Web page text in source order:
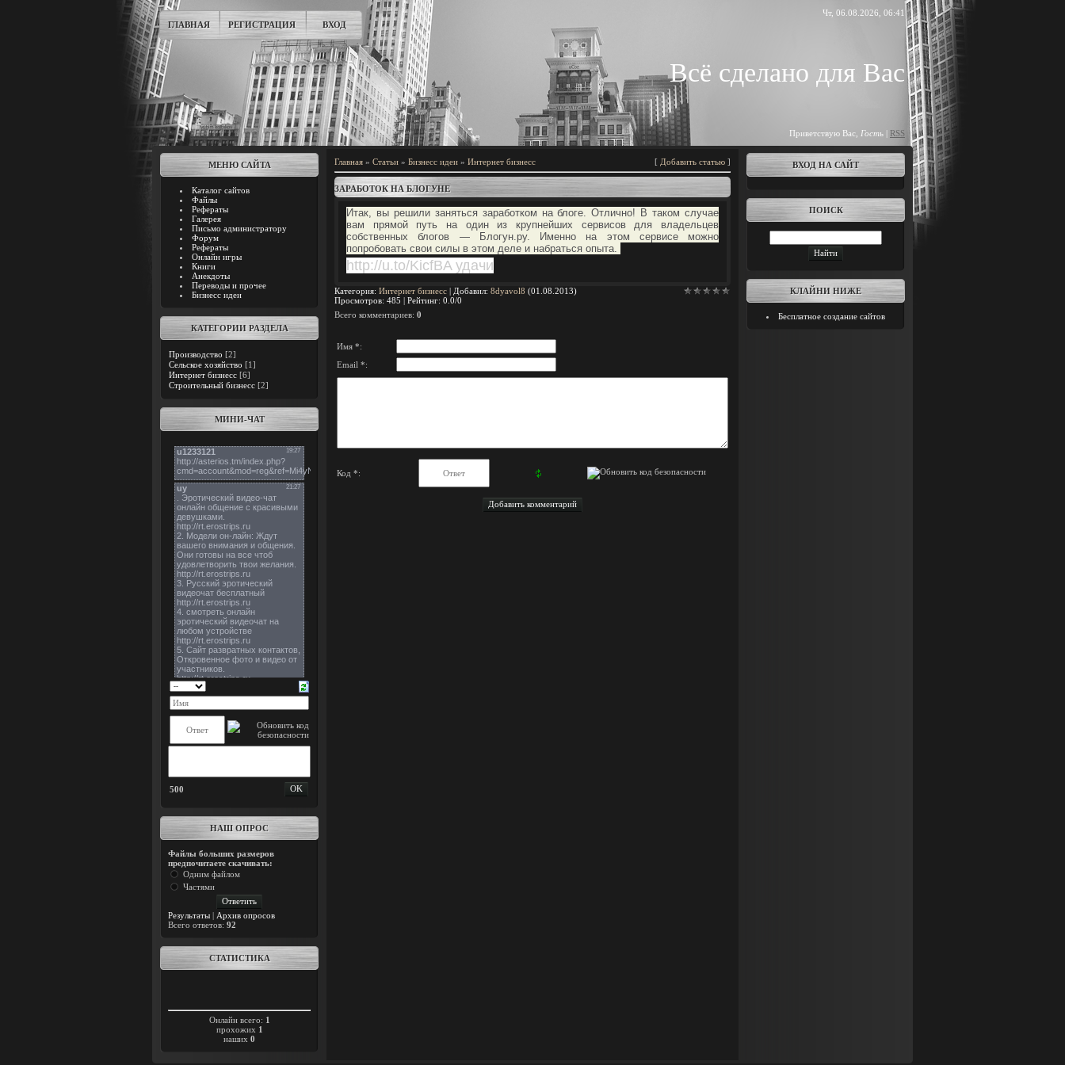
ГЛАВНАЯ РЕГИСТРАЦИЯ ВХОД
Чт, 06.08.2026, 06:41
Всё сделано для Вас
Приветствую Вас Гость | RSS
МЕНЮ САЙТА
Каталог сайтов
Файлы
Рефераты
Галерея
Письмо администратору
Форум
Рефераты
Онлайн игры
Книги
Анекдоты
Переводы и прочее
Бизнесс идеи
КАТЕГОРИИ РАЗДЕЛА
Производство [2]
Сельское хозяйство [1]
Интернет бизнесс [6]
Строительный бизнесс [2]
МИНИ-ЧАТ
500
НАШ ОПРОС
Файлы больших размеров
предпочитаете скачивать:
Одним файлом
Частями
Результаты | Архив опросов
Всего ответов: 92
СТАТИСТИКА
Онлайн всего: 1
прохожих 1
наших 0
Главная » Статьи » Бизнесс идеи » Интернет бизнесс [ Добавить статью ]
ЗАРАБОТОК НА БЛОГУНЕ
Итак, вы решили заняться заработком на блоге. Отлично! В таком случае
вам прямой путь на один из крупнейших сервисов для владельцев
собственных блогов — Блогун.ру. Именно на этом сервисе можно
попробовать свои силы в этом деле и набраться опыта.
http://u.to/KicfBA удачи
Категория: Интернет бизнесс | Добавил: 8dyavol8 (01.08.2013)
Просмотров: 485 | Рейтинг: 0.0/0
Всего комментариев: 0
Имя *:
Email *:
Код *:
ВХОД НА САЙТ
ПОИСК
КЛАЙНИ НИЖЕ
Бесплатное создание сайтов